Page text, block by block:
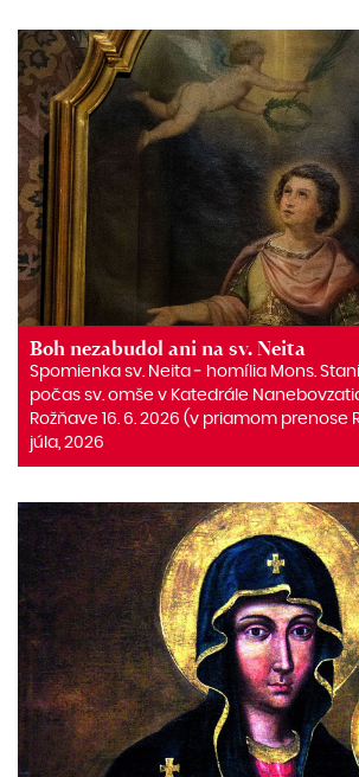
Boh nezabudol ani na sv. Neita
Spomienka sv. Neita ‒ homília Mons.
počas sv. omše v Katedrále
Rožňave 16. 6. 2026 (v priamom prenose
júla, 2026